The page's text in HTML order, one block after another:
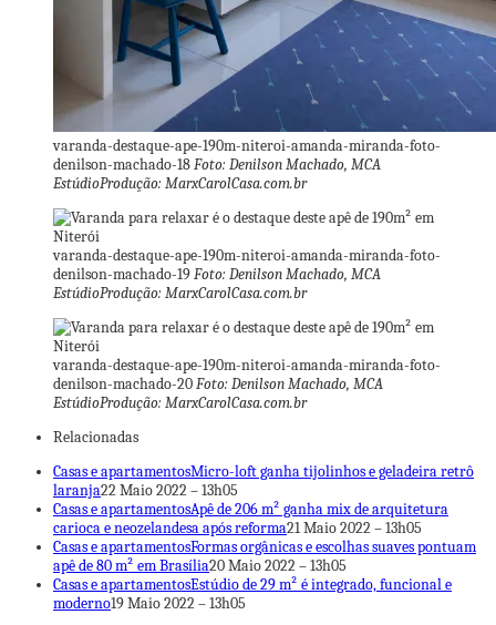
varanda-destaque-ape-190m-niteroi-amanda-miranda-foto-
denilson-machado-18Foto: Denilson Machado, MCA
EstúdioProdução: MarxCarolCasa.com.br
varanda-destaque-ape-190m-niteroi-amanda-miranda-foto-
denilson-machado-19Foto: Denilson Machado, MCA
EstúdioProdução: MarxCarolCasa.com.br
varanda-destaque-ape-190m-niteroi-amanda-miranda-foto-
denilson-machado-20Foto: Denilson Machado, MCA
EstúdioProdução: MarxCarolCasa.com.br
Relacionadas
Casas e apartamentosMicro-loft ganha tijolinhos e geladeira retrô
laranja22 Maio 2022 – 13h05
Casas e apartamentosApê de 206 m² ganha mix de arquitetura
carioca e neozelandesa após reforma21 Maio 2022 – 13h05
Casas e apartamentosFormas orgânicas e escolhas suaves pontuam
apê de 80 m² em Brasília20 Maio 2022 – 13h05
Casas e apartamentosEstúdio de 29 m² é integrado, funcional e
moderno19 Maio 2022 – 13h05